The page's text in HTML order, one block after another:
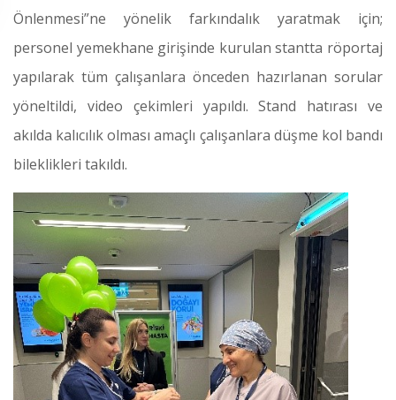
Önlenmesi”ne yönelik farkındalık yaratmak için;
personel yemekhane girişinde kurulan stantta röportaj
yapılarak tüm çalışanlara önceden hazırlanan sorular
yöneltildi, video çekimleri yapıldı. Stand hatırası ve
akılda kalıcılık olması amaçlı çalışanlara düşme kol bandı
bileklikleri takıldı.